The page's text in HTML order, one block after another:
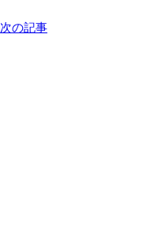
次の記事